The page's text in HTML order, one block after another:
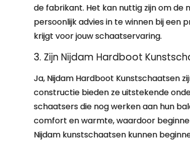
de fabrikant. Het kan nuttig zijn om de
persoonlijk advies in te winnen bij
krijgt voor jouw schaatservaring.
3. Zijn Nijdam Hardboot
Ja, Nijdam Hardboot Kunstschaatsen
constructie bieden ze uitstekende
schaatsers die nog werken aan hun
comfort en warmte, waardoor
Nijdam kunstschaatsen kunnen